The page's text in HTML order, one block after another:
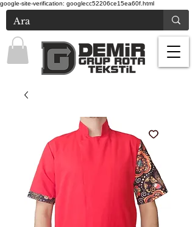
google-site-verification: googlecc52206ce15ea60f.html